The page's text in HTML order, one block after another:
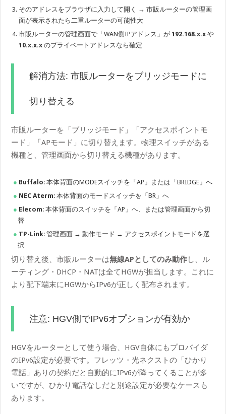
そのアドレスをブラウザに入力して開く → 市販ルーターの管理画
面が表示されたら二重ルーターの可能性大
市販ルーターの管理画面で「WAN側IPアドレス」が192.168.x.x や
10.x.x.x のプライベートアドレスなら確定
解消方法: 市販ルーターをブリッジモードに
切り替える
市販ルーターを「ブリッジモード」「アクセスポイントモ
ード」「APモード」に切り替えます。物理スイッチがある
機種と、管理画面から切り替える機種があります。
Buffalo: 本体背面のMODEスイッチを「AP」または「BRIDGE」へ
NEC Aterm: 本体背面のモードスイッチを「BR」へ
Elecom: 本体背面のスイッチを「AP」へ、または管理画面から切
替
TP-Link: 管理画面 → 動作モード → アクセスポイントモードを選
択
切り替え後、市販ルーターは無線APとしてのみ動作し、ル
ーティング・DHCP・NATは全てHGWが担当します。これに
より配下端末にHGWからIPv6が正しく配布されます。
注意: HGV側でIPv6オプションが有効か
HGVをルーターとして使う場合、HGV自体にもプロバイダ
のIPv6設定が必要です。フレッツ・光ネクストの「ひかり
電話」ありの契約だと自動的にIPv6が降ってくることが多
いですが、ひかり電話なしだと別途設定が必要なケースも
あります。